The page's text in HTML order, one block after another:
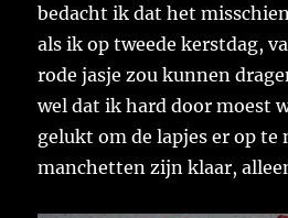
bedacht ik dat het
als ik op tweede kerstdag,
rode jasje zou kunnen
wel dat ik hard door moest
gelukt om de lapjes er op te
manchetten zijn klaar,